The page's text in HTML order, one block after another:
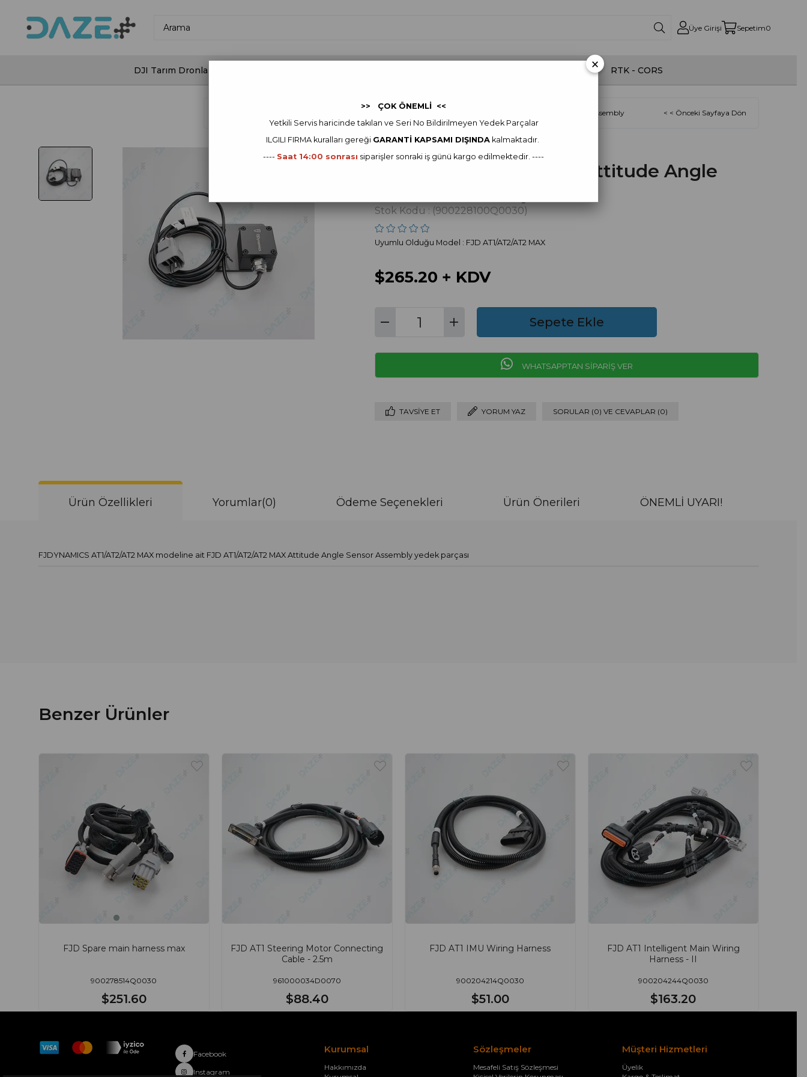
Üye Girişi Sepetim0
DJI Tarım Dronları Otonom İlaçlama RTK - CORS
FJD AT1 Yedek Parça FJD AT1/AT2/AT2 MAX Attitude Angle Sensor Assembly < < Önceki Sayfaya Dön
FJDYNAMICS
FJD AT1/AT2/AT2 MAX Attitude Angle
Stok Kodu (900228100Q0030)
Uyumlu Olduğu Model : FJD AT1/AT2/AT2 MAX
$265.20 + KDV
WHATSAPPTAN SİPARİŞ VER
TAVSIYE ET YORUM YAZ SORULAR (0) VE CEVAPLAR (0)
Ürün Özellikleri Yorumlar(0) Ödeme Seçenekleri Ürün Önerileri ÖNEMLİ UYARI!
FJDYNAMICS AT1/AT2/AT2 MAX modeline ait FJD AT1/AT2/AT2 MAX Attitude Angle Sensor Assembly yedek parçası
Benzer Ürünler
FJD Spare main harness max
900278514Q0030
$251.60
FJD AT1 Steering Motor Connecting
Cable - 2.5m
961000034D0070
$88.40
FJD AT1 IMU Wiring Harness
900204214Q0030
$51.00
FJD AT1 Intelligent Main Wiring
Harness - II
900204244Q0030
$163.20
Facebook
Instagram
Kurumsal
Hakkımızda
Sözleşmeler
Mesafeli Satış Sözleşmesi
Müşteri Hizmetleri
Üyelik
×
>> ÇOK ÖNEMLİ <<
Yetkili Servis haricinde takılan ve Seri No Bildirilmeyen Yedek Parçalar
ILGILI FIRMA kuralları gereği GARANTİ KAPSAMI DIŞINDA kalmaktadır.
---- Saat 14:00 sonrası siparişler sonraki iş günü kargo edilmektedir. ----